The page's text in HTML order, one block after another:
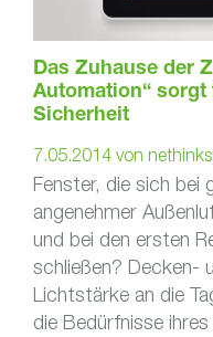
Das Zuhause der
Automation“
Sicherheit
7.05.2014 von
Fenster, die sich bei
angenehmer
und bei den ersten
schließen? Decken-
Lichtstärke an die
die Bedürfnisse